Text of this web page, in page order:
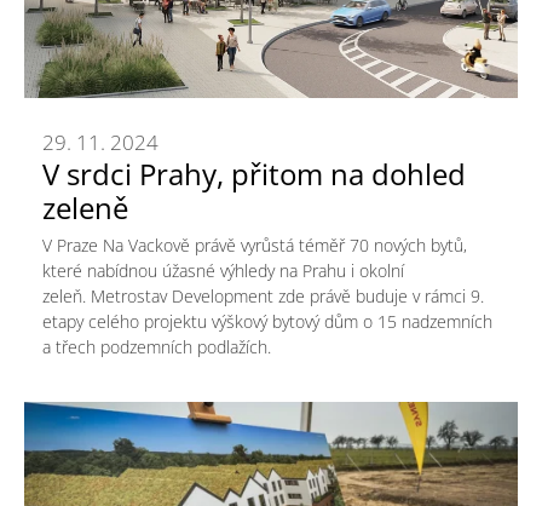
V srdci Prahy, přitom na dohled
zeleně
29. 11. 2024
V Praze Na Vackově právě vyrůstá téměř 70 nových bytů,
které nabídnou úžasné výhledy na Prahu i okolní
zeleň. Metrostav Development zde právě buduje v rámci 9.
etapy celého projektu výškový bytový dům o 15 nadzemních
a třech podzemních podlažích.